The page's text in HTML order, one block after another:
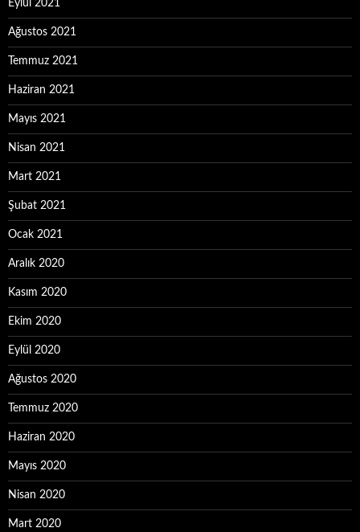
Eylül 2021
Ağustos 2021
Temmuz 2021
Haziran 2021
Mayıs 2021
Nisan 2021
Mart 2021
Şubat 2021
Ocak 2021
Aralık 2020
Kasım 2020
Ekim 2020
Eylül 2020
Ağustos 2020
Temmuz 2020
Haziran 2020
Mayıs 2020
Nisan 2020
Mart 2020